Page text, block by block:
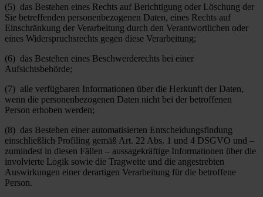
(5) das Bestehen eines Rechts auf Berichtigung oder Löschung der
Sie betreffenden personenbezogenen Daten, eines Rechts auf
Einschränkung der Verarbeitung durch den Verantwortlichen oder
eines Widerspruchsrechts gegen diese Verarbeitung;
(6) das Bestehen eines Beschwerderechts bei einer
Aufsichtsbehörde;
(7) alle verfügbaren Informationen über die Herkunft der Daten,
wenn die personenbezogenen Daten nicht bei der betroffenen
Person erhoben werden;
(8) das Bestehen einer automatisierten Entscheidungsfindung
einschließlich Profiling gemäß Art. 22 Abs. 1 und 4 DSGVO und –
zumindest in diesen Fällen – aussagekräftige Informationen über die
involvierte Logik sowie die Tragweite und die angestrebten
Auswirkungen einer derartigen Verarbeitung für die betroffene
Person.